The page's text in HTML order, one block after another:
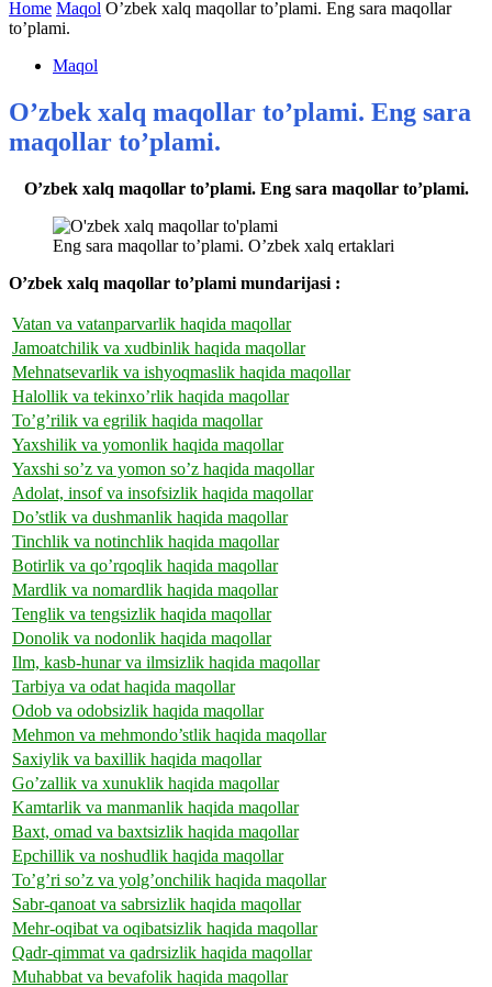
Home Maqol O’zbek xalq maqollar to’plami. Eng sara maqollar
to’plami.
Maqol
O’zbek xalq maqollar to’plami. Eng sara
maqollar to’plami.
O’zbek xalq maqollar to’plami. Eng sara maqollar to’plami.
Eng sara maqollar to’plami. O’zbek xalq ertaklari
O’zbek xalq maqollar to’plami mundarijasi :
Vatan va vatanparvarlik haqida maqollar
Jamoatchilik va xudbinlik haqida maqollar
Mehnatsevarlik va ishyoqmaslik haqida maqollar
Halollik va tekinxo’rlik haqida maqollar
To’g’rilik va egrilik haqida maqollar
Yaxshilik va yomonlik haqida maqollar
Yaxshi so’z va yomon so’z haqida maqollar
Adolat, insof va insofsizlik haqida maqollar
Do’stlik va dushmanlik haqida maqollar
Tinchlik va notinchlik haqida maqollar
Botirlik va qo’rqoqlik haqida maqollar
Mardlik va nomardlik haqida maqollar
Tenglik va tengsizlik haqida maqollar
Donolik va nodonlik haqida maqollar
Ilm, kasb-hunar va ilmsizlik haqida maqollar
Tarbiya va odat haqida maqollar
Odob va odobsizlik haqida maqollar
Mehmon va mehmondo’stlik haqida maqollar
Saxiylik va baxillik haqida maqollar
Go’zallik va xunuklik haqida maqollar
Kamtarlik va manmanlik haqida maqollar
Baxt, omad va baxtsizlik haqida maqollar
Epchillik va noshudlik haqida maqollar
To’g’ri so’z va yolg’onchilik haqida maqollar
Sabr-qanoat va sabrsizlik haqida maqollar
Mehr-oqibat va oqibatsizlik haqida maqollar
Qadr-qimmat va qadrsizlik haqida maqollar
Muhabbat va bevafolik haqida maqollar